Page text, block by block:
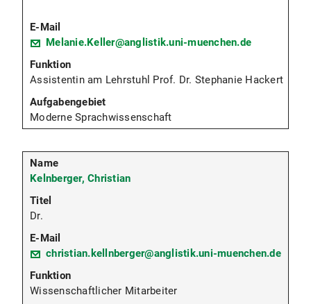
Melanie.Keller@anglistik.uni-muenchen.de
Assistentin am Lehrstuhl Prof. Dr. Stephanie Hackert
Moderne Sprachwissenschaft
Kelnberger, Christian
Dr.
christian.kellnberger@anglistik.uni-muenchen.de
Wissenschaftlicher Mitarbeiter